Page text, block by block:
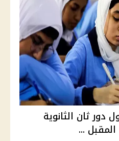
دور ثان الثانوية
المقبل ...